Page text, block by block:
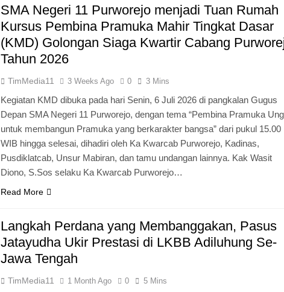
Pengabdian
SMA Negeri 11 Purworejo menjadi Tuan Rumah
Kursus Pembina Pramuka Mahir Tingkat Dasar
(KMD) Golongan Siaga Kwartir Cabang
Tahun 2026
TimMedia11 3 Weeks Ago 0 3 Mins
Kegiatan KMD dibuka pada hari Senin, 6 Juli 2026 di pangkalan Gugus
Depan SMA Negeri 11 Purworejo, dengan tema “Pembina Pramuka
untuk membangun Pramuka yang berkarakter bangsa” dari pukul 15.00
WIB hingga selesai, dihadiri oleh Ka Kwarcab Purworejo, Kadinas,
Pusdiklatcab, Unsur Mabiran, dan tamu undangan lainnya. Kak Wasit
Diono, S.Sos selaku Ka Kwarcab Purworejo…
Read More
Langkah Perdana yang Membanggakan, Pasus
Jatayudha Ukir Prestasi di LKBB Adiluhung Se-
Jawa Tengah
TimMedia11 1 Month Ago 0 5 Mins